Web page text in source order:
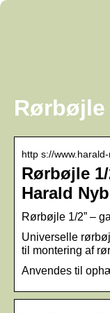
http s://
Rørbøjle
Harald
Rørbøjle 1/2” –
Universelle
til montering af
Anvendes til